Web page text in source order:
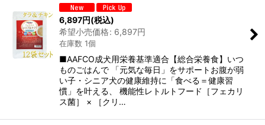
6,897円(税込)
希望小売価格: 6,897円
在庫数 1個
■AAFCO成犬用栄養基準適合【総合栄養食】いつ
ものごはんで 「元気な毎日」をサポートお腹が弱
い子・シニア犬の健康維持に「食べる＝健康習
慣」を叶える、 機能性レトルトフード［フェカリ
ス菌］ × ［クリ…